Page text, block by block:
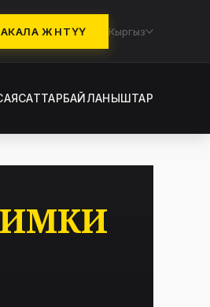
ЖӨНӨТҮҮ Кыргыз
БАЙЛАНЫШТАР